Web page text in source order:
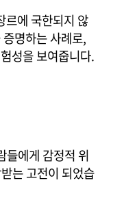
르에 국한되지 않
명하는 사례로,
성을 보여줍니다.
들에게 감정적 위
는 고전이 되었습